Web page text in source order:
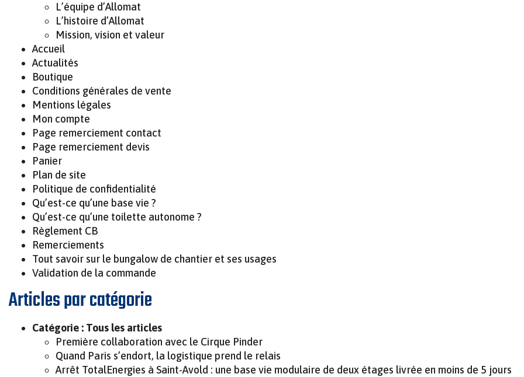
L’équipe d’Allomat
L’histoire d’Allomat
Mission, vision et valeur
Accueil
Actualités
Boutique
Conditions générales de vente
Mentions légales
Mon compte
Page remerciement contact
Page remerciement devis
Panier
Plan de site
Politique de confidentialité
Qu’est-ce qu’une base vie ?
Qu’est-ce qu’une toilette autonome ?
Règlement CB
Remerciements
Tout savoir sur le bungalow de chantier et ses usages
Validation de la commande
Articles par catégorie
Catégorie : Tous les articles
Première collaboration avec le Cirque Pinder
Quand Paris s’endort, la logistique prend le relais
Arrêt TotalEnergies à Saint-Avold : une base vie modulaire de deux étages livrée en moins de 5 jours